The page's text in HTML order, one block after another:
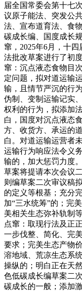
届全国常委会第十七
议原子能法、突发公
法、宣布道育法、食
碳成长编、国度成长
窜，2025年6月，十
法批改草案进行了初
窜：沉点液态食物目
定问题，拟对道运输
输，且情节严沉的行
伪制、变制运输记实
权利的行为，拟添加
白，国度对沉点液态
方、收货方、承运的
白。对道运输运营者
运输行为响应法令义
输的，加大惩罚力度
草案将提请本次会议
则编草案二次审议稿
的定义等根基；充分
加“三水统筹”的；完
美相关生态弥补轨制
点窜：取现行法及正
一步伐整、简化、完
要求；完美生态产物
溶地域、荒凉生态系
操纵的；明白正在天
色低碳成长编草案二
碳成长的一般；添加